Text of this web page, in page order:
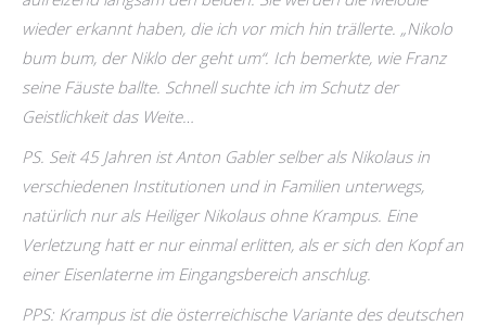
wieder erkannt haben, die ich vor mich hin trällerte. „Nikolo
bum bum, der Niklo der geht um“. Ich bemerkte, wie Franz
seine Fäuste ballte. Schnell suchte ich im Schutz der
Geistlichkeit das Weite…
PS. Seit 45 Jahren ist Anton Gabler selber als Nikolaus in
verschiedenen Institutionen und in Familien unterwegs,
natürlich nur als Heiliger Nikolaus ohne Krampus. Eine
Verletzung hatt er nur einmal erlitten, als er sich den Kopf an
einer Eisenlaterne im Eingangsbereich anschlug.
PPS: Krampus ist die österreichische Variante des deutschen